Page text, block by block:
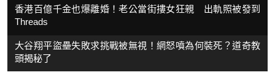
香港百億千金也爆離婚！老公當街摟女狂親 出軌照被發到
Threads
大谷翔平盜壘失敗求挑戰被無視！網怒噴為何裝死？道奇教
頭揭秘了